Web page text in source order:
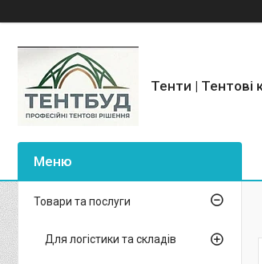
Тенти | Тентові
Товари та послуги
Для логістики та складів